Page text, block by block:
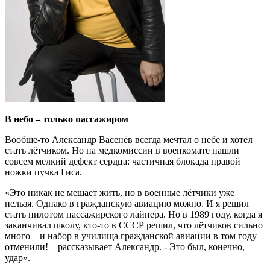
В небо – только пассажиром
Вообще-то Александр Васенёв всегда мечтал о небе и хотел
стать лётчиком. Но на медкомиссии в военкомате нашли
совсем мелкий дефект сердца: частичная блокада правой
ножки пучка Гиса.
«Это никак не мешает жить, но в военные лётчики уже
нельзя. Однако в гражданскую авиацию можно. И я решил
стать пилотом пассажирского лайнера. Но в 1989 году, когда я
заканчивал школу, кто-то в СССР решил, что лётчиков сильно
много – и набор в училища гражданской авиации в том году
отменили! – рассказывает Александр. - Это был, конечно,
удар».